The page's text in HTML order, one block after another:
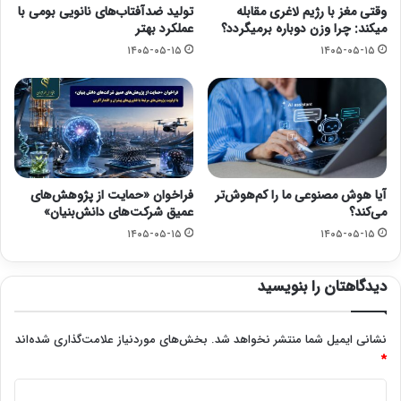
وقتی مغز با رژیم لاغری مقابله
میکند: چرا وزن دوباره برمیگردد؟
۱۴۰۵-۰۵-۱۵
تولید ضدآفتاب‌های نانویی بومی با
عملکرد بهتر
۱۴۰۵-۰۵-۱۵
آیا هوش مصنوعی ما را کم‌هوش‌تر
می‌کند؟
۱۴۰۵-۰۵-۱۵
فراخوان «حمایت از پژوهش‌های
عمیق شرکت‌های دانش‌بنیان»
۱۴۰۵-۰۵-۱۵
دیدگاهتان را بنویسید
نشانی ایمیل شما منتشر نخواهد شد. بخش‌های موردنیاز علامت‌گذاری شده‌اند
*